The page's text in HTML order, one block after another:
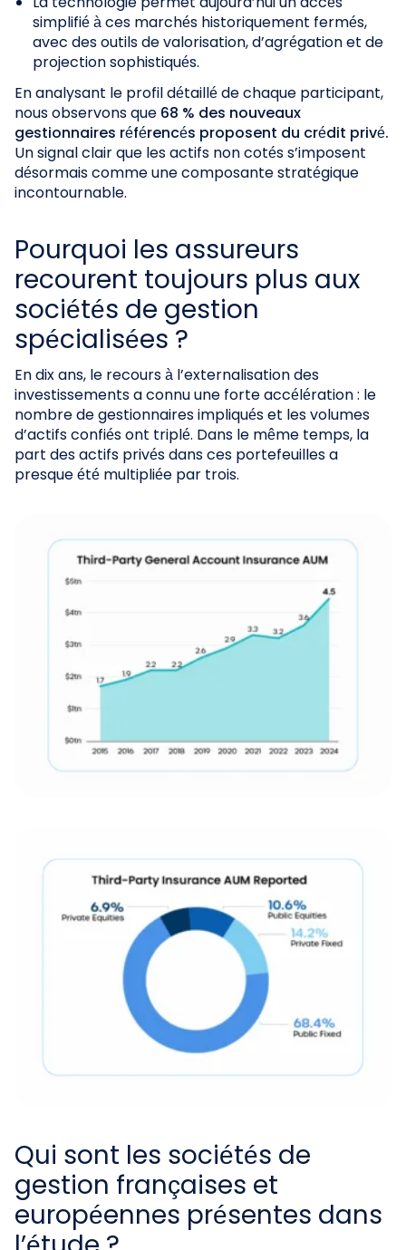
simplifié à ces marchés historiquement fermés,
avec des outils de valorisation, d’agrégation et de
projection sophistiqués.
En analysant le profil détaillé de chaque participant,
nous observons que 68 % des nouveaux
gestionnaires référencés proposent du crédit privé.
Un signal clair que les actifs non cotés s’imposent
désormais comme une composante stratégique
incontournable.
Pourquoi les assureurs
recourent toujours plus aux
sociétés de gestion
spécialisées ?
En dix ans, le recours à l’externalisation des
investissements a connu une forte accélération : le
nombre de gestionnaires impliqués et les volumes
d’actifs confiés ont triplé. Dans le même temps, la
part des actifs privés dans ces portefeuilles a
presque été multipliée par trois.
Qui sont les sociétés de
gestion françaises et
européennes présentes dans